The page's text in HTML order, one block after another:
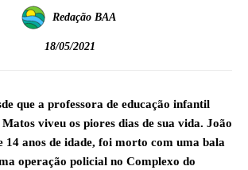
Redação BAA
18/05/2021
que a professora de educação infantil
viveu os piores dias de sua vida. João
14 anos de idade, foi morto com uma bala
operação policial no Complexo do